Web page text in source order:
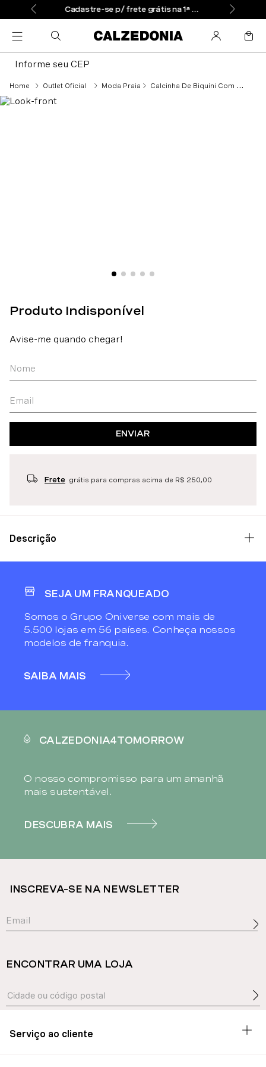
Cadastre-se p/ frete grátis na 1ª compra
Informe seu CEP
Outlet Oficial Moda Praia Calcinha De Biquíni Com Laços Indonésia - Marrom
ENVIAR
Frete grátis para compras acima de R$ 250,00
Descrição
SEJA UM FRANQUEADO
Somos o Grupo Oniverse com mais de
5.500 lojas em 56 países. Conheça nossos
modelos de franquia.
SAIBA MAIS
CALZEDONIA4TOMORROW
O nosso compromisso para um amanhã
mais sustentável.
DESCUBRA MAIS
INSCREVA-SE NA NEWSLETTER
ENCONTRAR UMA LOJA
Serviço ao cliente